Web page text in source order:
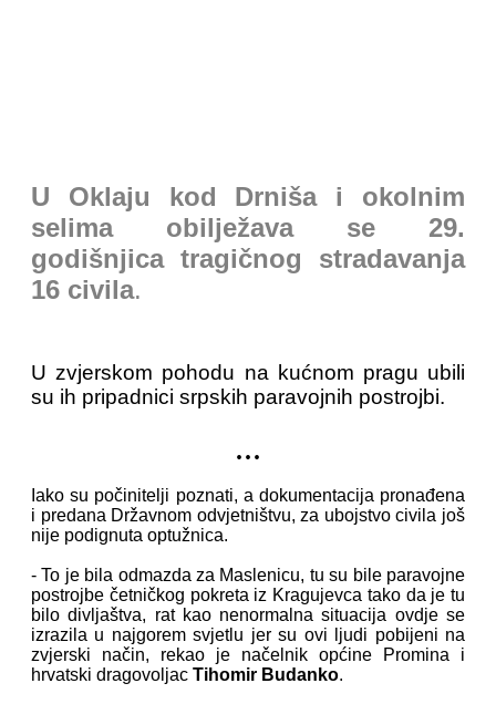
U Oklaju kod Drniša i okolnim
selima obilježava se 29.
godišnjica tragičnog stradavanja
16 civila.
U zvjerskom pohodu na kućnom pragu ubili
su ih pripadnici srpskih paravojnih postrojbi.
...
Iako su počinitelji poznati, a dokumentacija pronađena
i predana Državnom odvjetništvu, za ubojstvo civila još
nije podignuta optužnica.
- To je bila odmazda za Maslenicu, tu su bile paravojne
postrojbe četničkog pokreta iz Kragujevca tako da je tu
bilo divljaštva, rat kao nenormalna situacija ovdje se
izrazila u najgorem svjetlu jer su ovi ljudi pobijeni na
zvjerski način, rekao je načelnik općine Promina i
hrvatski dragovoljac Tihomir Budanko.